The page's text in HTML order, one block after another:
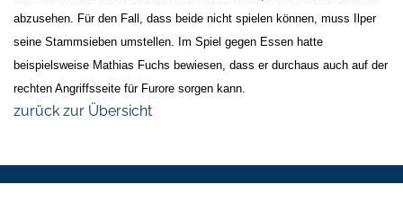
abzusehen. Für den Fall, dass beide nicht spielen können, muss Ilper
seine Stammsieben umstellen. Im Spiel gegen Essen hatte
beispielsweise Mathias Fuchs bewiesen, dass er durchaus auch auf der
rechten Angriffsseite für Furore sorgen kann.
zurück zur Übersicht